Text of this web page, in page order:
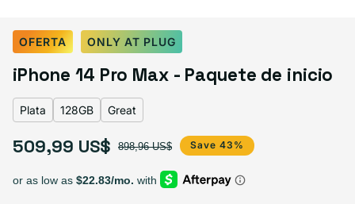
Select Color: Plata
Morado oscuro
Plata
Oro
Negro espacial
Select Almacenamiento
$509.99
$559.99Variante agotada o no disponible
$609.99
OFERTA ONLY AT PLUG
iPhone 14 Pro Max - Paquete de inicio
Plata 128GB Great
Precio de oferta
509,99 US$
Precio habitual 898,96 US$ Save 43%